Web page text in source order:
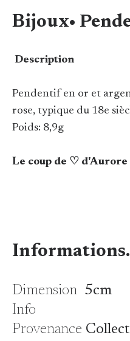
Bijoux•
Description
Pendentif en or et
rose, typique du 18e
Poids: 8,9g
Le coup de ♡ d'Aurore
Informations.
Dimension5cm
Info
Provenance